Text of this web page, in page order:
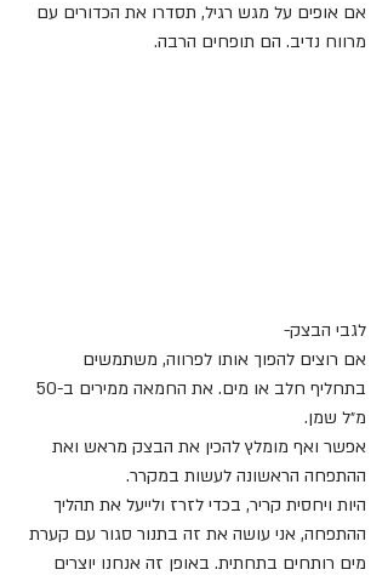
אם אופים על מגש רגיל, תסדרו את הכדורים עם
מרווח נדיב. הם תופחים הרבה.
לגבי הבצק-
אם רוצים להפוך אותו לפרווה, משתמשים
מ״ל שמן.
אפשר ואף מומלץ להכין את הבצק מראש ואת
ההתפחה הראשונה לעשות במקרר.
היות ויחסית קריר, בכדי לזרז ולייעל את תהליך
ההתפחה, אני עושה את זה בתנור סגור עם קערת
מים רותחים בתחתית. באופן זה אנחנו יוצרים